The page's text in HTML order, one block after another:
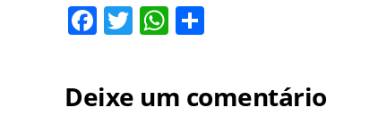
Facebook
TwitterWhatsApp
Deixe um comentário